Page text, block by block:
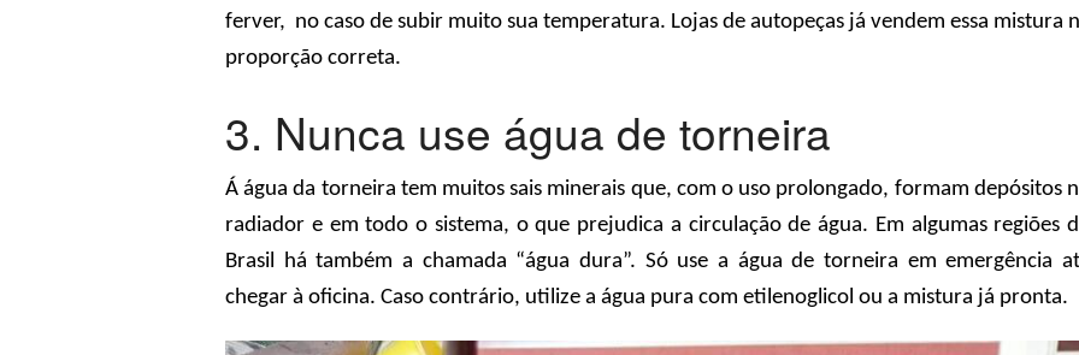
ferver, no caso de subir muito sua temperatura. Lojas de autopeças já vendem essa mistura
proporção correta.
3. Nunca use água de torneira
Á água da torneira tem muitos sais minerais que, com o uso prolongado, formam depósitos
radiador e em todo o sistema, o que prejudica a circulação de água. Em algumas regiões
Brasil há também a chamada “água dura”. Só use a água de torneira em emergência
chegar à oficina. Caso contrário, utilize a água pura com etilenoglicol ou a mistura já pronta.